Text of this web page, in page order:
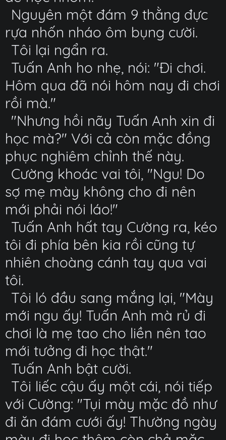
Nguyên một đám 9 thằng đực
rựa nhốn nháo ôm bụng cười.
Tôi lại ngẩn ra.
Tuấn Anh ho nhẹ, nói: "Đi chơi.
Hôm qua đã nói hôm nay đi chơi
rồi mà."
"Nhưng hồi nãy Tuấn Anh xin đi
học mà?" Với cả còn mặc đồng
phục nghiêm chỉnh thế này.
Cường khoác vai tôi, "Ngu! Do
sợ mẹ mày không cho đi nên
mới phải nói láo!"
Tuấn Anh hất tay Cường ra, kéo
tôi đi phía bên kia rồi cũng tự
nhiên choàng cánh tay qua vai
tôi.
Tôi ló đầu sang mắng lại, "Mày
mới ngu ấy! Tuấn Anh mà rủ đi
chơi là mẹ tao cho liền nên tao
mới tưởng đi học thật."
Tuấn Anh bật cười.
Tôi liếc cậu ấy một cái, nói tiếp
với Cường: "Tụi mày mặc đồ như
đi ăn đám cưới ấy! Thường ngày